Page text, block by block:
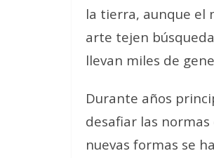
la tierra, aunque el
arte tejen
llevan miles de
Durante años
desafiar las
nuevas formas se